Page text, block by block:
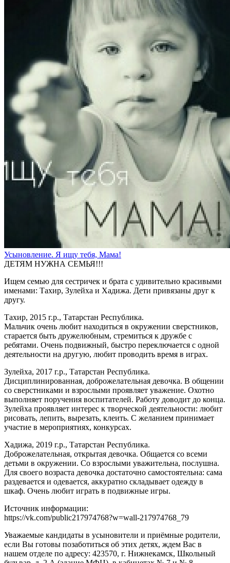
Усыновление. Я ищу тебя, Мама!
ДЕТЯМ НУЖНА СЕМЬЯ!!!
Ищем семью для сестричек и брата с удивительно красивыми
именами: Тахир, Зулейха и Хадижа. Дети привязаны друг к
другу.
Тахир, 2015 г.р., Татарстан Республика.
Мальчик очень любит находиться в окружении сверстников,
старается быть дружелюбным, стремиться к дружбе с
ребятами. Очень подвижный, быстро переключается с одной
деятельности на другую, любит проводить время в играх.
Зулейха, 2017 г.р., Татарстан Республика.
Дисциплинированная, доброжелательная девочка. В общении
со сверстниками и взрослыми проявляет уважение. Охотно
выполняет поручения воспитателей. Работу доводит до конца.
Зулейха проявляет интерес к творческой деятельности: любит
рисовать, лепить, вырезать, клеить. С желанием принимает
участие в мероприятиях, конкурсах.
Хадижа, 2019 г.р., Татарстан Республика.
Доброжелательная, открытая девочка. Общается со всеми
детьми в окружении. Со взрослыми уважительна, послушна.
Для своего возраста девочка достаточно самостоятельна: сама
раздевается и одевается, аккуратно складывает одежду в
шкаф. Очень любит играть в подвижные игры.
Источник информации:
https://vk.com/public217974768?w=wall-217974768_79
Уважаемые кандидаты в усыновители и приёмные родители,
если Вы готовы позаботиться об этих детях, ждем Вас в
нашем отделе по адресу: 423570, г. Нижнекамск, Школьный